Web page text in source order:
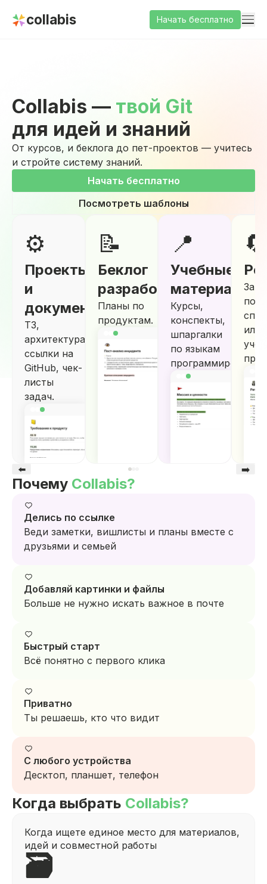
collabis Начать бесплатно
Collabis — твой Git
для идей и знаний
От курсов, и беклога до пет-проектов — учитесь
и стройте систему знаний.
Начать бесплатно
Посмотреть шаблоны
⚙️
Проекты
и
документация
ТЗ,
архитектура,
ссылки на
GitHub, чек-
листы
задач.
📝
Беклог
разработки
Планы по
продуктам.
📍
Учебные
материалы
Курсы,
конспекты,
шпаргалки
по языкам
программирования.
🔄
или
⬅️ ➡️
Почему Collabis?
Делись по ссылке
Веди заметки, вишлисты и планы вместе с
друзьями и семьей
Добавляй картинки и файлы
Больше не нужно искать важное в почте
Быстрый старт
Всё понятно с первого клика
Приватно
Ты решаешь, кто что видит
С любого устройства
Десктоп, планшет, телефон
Когда выбрать Collabis?
Когда ищете единое место для материалов,
идей и совместной работы
🗃️